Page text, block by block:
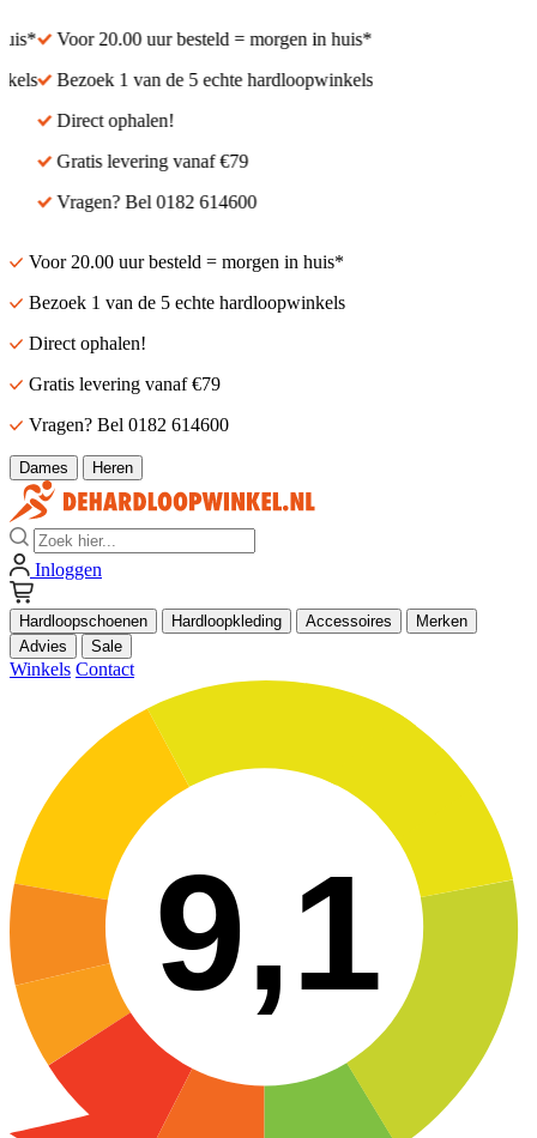
Voor 20.00 uur besteld = morgen in huis*
Bezoek 1 van de 5 echte hardloopwinkels
Direct ophalen!
Gratis levering vanaf €79
Vragen? Bel 0182 614600
Voor 20.00 uur besteld = morgen in huis*
Bezoek 1 van de 5 echte hardloopwinkels
Direct ophalen!
Gratis levering vanaf €79
Vragen? Bel 0182 614600
Dames Heren
Zoek
Inloggen
Hardloopschoenen Hardloopkleding Accessoires
Merken
Advies
Sale
Winkels Contact
9,1